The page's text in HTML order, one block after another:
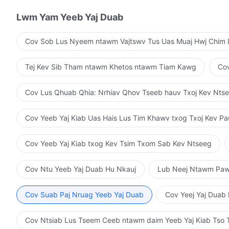
yooj yim npaum li ntawd xwb.
Nws tes hauj lwm, thiab Nws txoj kev hlub tshua
tus neeg. Yog koj caum qhov tseeb, thiab tau pib
tiv kev txom nyem loj npaum li cas los sis ntsib kev
tseeb, thiab koj tus moj yam qias vuab tsuab raug
tim khawv rau Vajtswv thiab los ua ib tug neeg uas
ntawm txhua yam uas ua raws li tus qauv, ces koj
los ntawm Txoj Lus, Phau 6. Hais Txog Qhov Kev Caum
Lwm Yam Yeeb Yaj Duab
Cov Sob Lus Nyeem ntawm Vajtswv Tus Uas Muaj Hwj Chim
Tej Kev Sib Tham ntawm Khetos ntawm Tiam Kawg
Cov Lus Qhuab Qhia: Nrhiav Qhov Tseeb hauv Txoj Kev
Cov Yeeb Yaj Kiab Uas Hais Lus Tim Khawv txog Txoj Kev
Cov Yeeb Yaj Kiab txog Kev Tsim Txom Sab Kev Ntseeg
Cov Ntu Yeeb Yaj Duab Hu Nkauj Lub Neej Ntawm
Cov Suab Paj Nruag Yeeb Yaj Duab Cov Yeej Yaj
Cov Ntsiab Lus Tseem Ceeb ntawm daim Yeeb Yaj Kiab Tso